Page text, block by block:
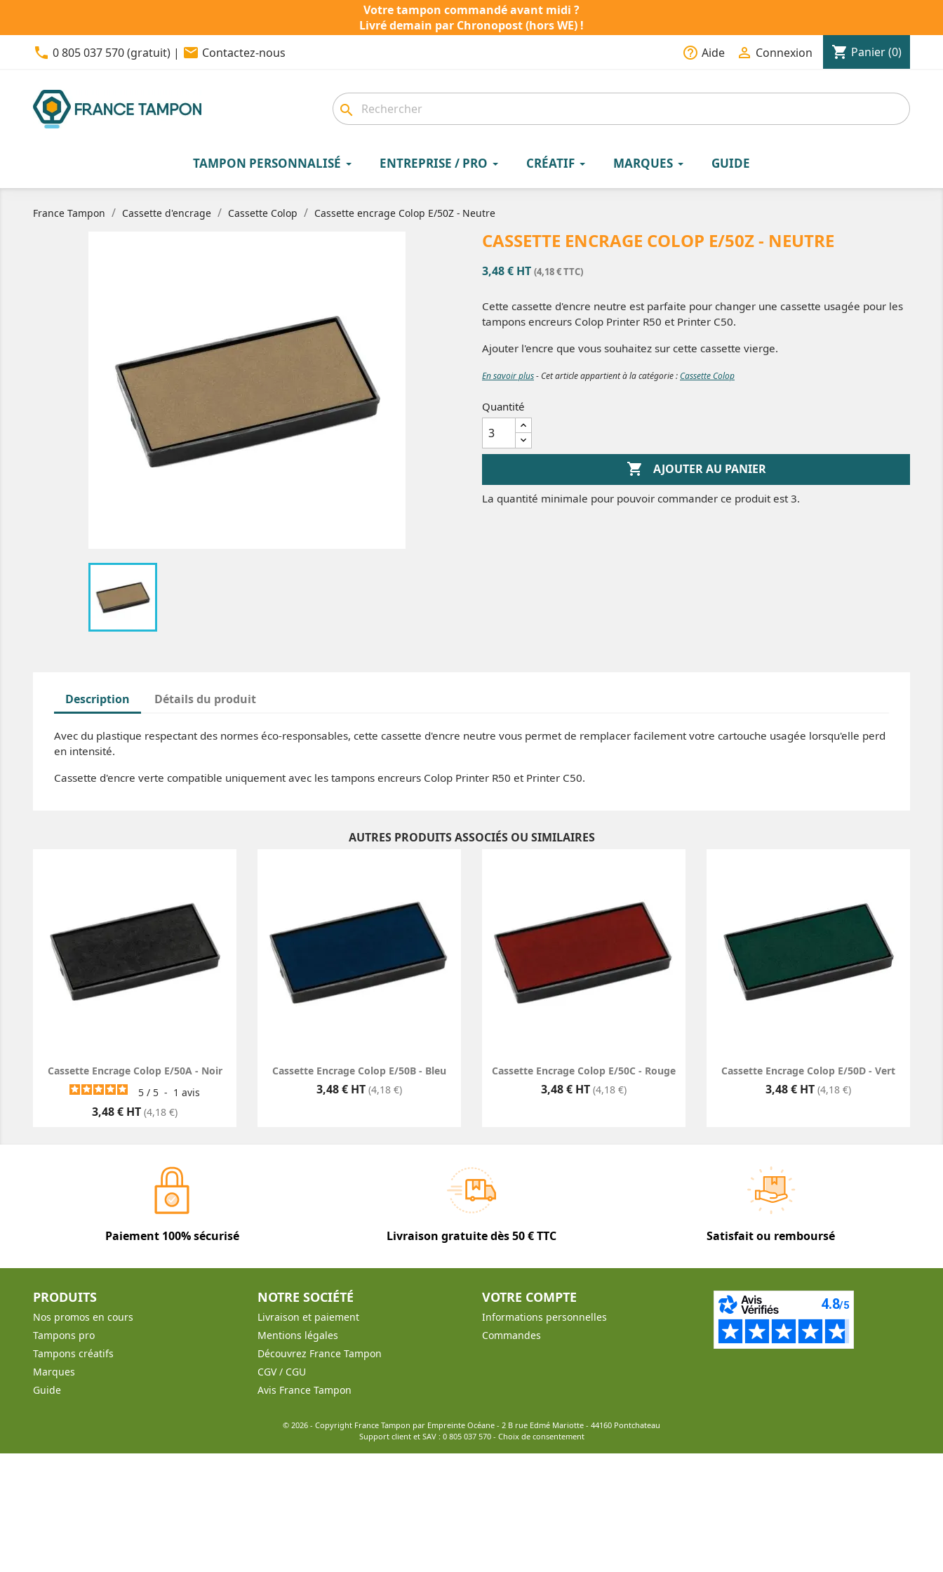
Votre tampon commandé avant midi ?
Livré demain par Chronopost (hors WE) !
phone 0 805 037 570 (gratuit) | email Contactez-nous help_outline Aide  Connexion shopping_cart Panier(0)
search
TAMPON PERSONNALISÉ ENTREPRISE / PRO CRÉATIF MARQUES GUIDE
France Tampon Cassette d'encrage Cassette Colop Cassette encrage Colop E/50Z - Neutre
CASSETTE ENCRAGE COLOP E/50Z - NEUTRE
3,48 € HT (4,18 € TTC)
Cette cassette d'encre neutre est parfaite pour changer une cassette usagée pour les
tampons encreurs Colop Printer R50 et Printer C50.
Ajouter l'encre que vous souhaitez sur cette cassette vierge.
En savoir plus- Cet article appartient à la catégorie :Cassette Colop
Quantité
 AJOUTER AU PANIER
La quantité minimale pour pouvoir commander ce produit est 3.
Description Détails du produit
Avec du plastique respectant des normes éco-responsables, cette cassette d'encre neutre vous permet de remplacer facilement votre cartouche usagée lorsqu'elle perd
en intensité.
Cassette d'encre verte compatible uniquement avec les tampons encreurs Colop Printer R50 et Printer C50.
AUTRES PRODUITS ASSOCIÉS OU SIMILAIRES
Cassette Encrage Colop E/50A - Noir
5 / 5 - 1 avis
Prix
3,48 € HT (4,18 €)
Cassette Encrage Colop E/50B - Bleu
Prix
3,48 € HT (4,18 €)
Cassette Encrage Colop E/50C - Rouge
Prix
3,48 € HT (4,18 €)
Cassette Encrage Colop E/50D - Vert
Prix
3,48 € HT (4,18 €)
Paiement 100% sécurisé Livraison gratuite dès 50 € TTC Satisfait ou remboursé
PRODUITS
Nos promos en cours
Tampons pro
Tampons créatifs
Marques
Guide
NOTRE SOCIÉTÉ
Livraison et paiement
Mentions légales
Découvrez France Tampon
CGV / CGU
Avis France Tampon
VOTRE COMPTE
Informations personnelles
Commandes
© 2026 - Copyright France Tampon par Empreinte Océane - 2 B rue Edmé Mariotte - 44160 Pontchateau
Support client et SAV : 0 805 037 570- Choix de consentement